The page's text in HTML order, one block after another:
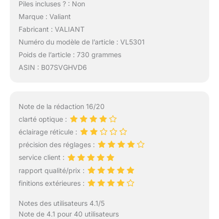
Piles incluses ? : Non
Marque : Valiant
Fabricant : VALIANT
Numéro du modèle de l’article : VL5301
Poids de l’article : 730 grammes
ASIN : B07SVGHVD6
Note de la rédaction 16/20
clarté optique :
éclairage réticule :
précision des réglages :
service client :
rapport qualité/prix :
finitions extérieures :
Notes des utilisateurs 4.1/5
Note de 4.1 pour 40 utilisateurs